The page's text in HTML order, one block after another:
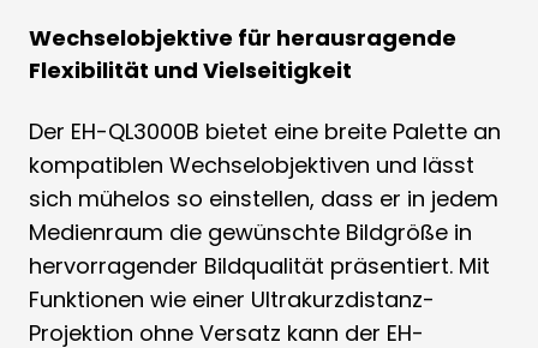
Wechselobjektive für herausragende
Flexibilität und Vielseitigkeit
Der EH-QL3000B bietet eine breite Palette an
kompatiblen Wechselobjektiven und lässt
sich mühelos so einstellen, dass er in jedem
Medienraum die gewünschte Bildgröße in
hervorragender Bildqualität präsentiert. Mit
Funktionen wie einer Ultrakurzdistanz-
Projektion ohne Versatz kann der EH-